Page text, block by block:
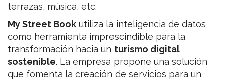
terrazas, música, etc.
My Street Book utiliza la inteligencia de datos
como herramienta imprescindible para la
transformación hacia un turismo digital
sostenible. La empresa propone una solución
que fomenta la creación de servicios para un